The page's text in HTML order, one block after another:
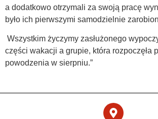
a dodatkowo otrzymali za swoją pracę
było ich pierwszymi samodzielnie
Wszystkim życzymy zasłużonego
części wakacji a grupie, która rozpoczęła
powodzenia w sierpniu.”